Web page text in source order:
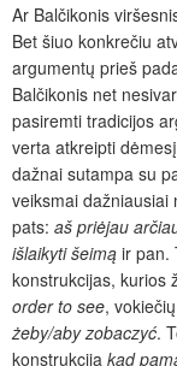
Ar Balčikonis
Bet šiuo konkrečiu
argumentų prieš
Balčikonis net
pasiremti tradicijos
verta atkreipti
dažnai sutampa su
veiksmai
pats: aš priėjau
išlaikyti šeimą ir pan.
konstrukcijas, kurios
order to see, vokiečių
żeby/aby zobaczyć.
konstrukcija kad